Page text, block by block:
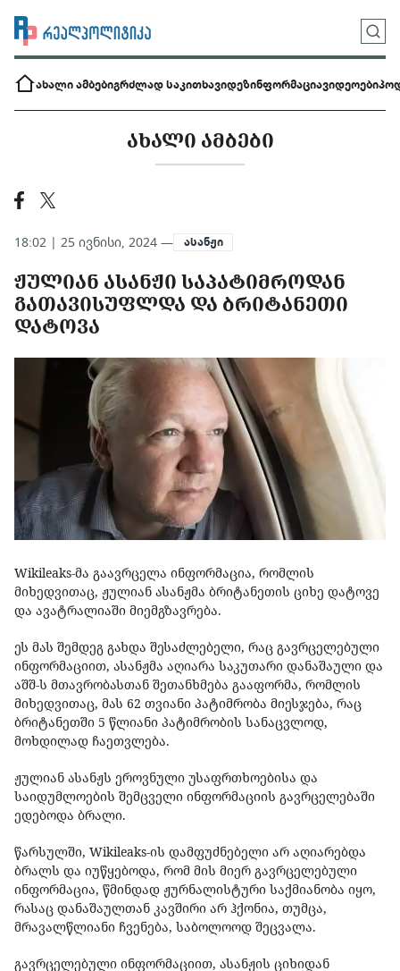
ახალი ამბებიგრძლად საკითხავიდეზინფორმაციავიდეოები
ᲐᲮᲐᲚᲘ ᲐᲛᲑᲔᲑᲘ
18:02 | 25 ივნისი, 2024 — ასანჟი
ᲟᲣᲚᲘᲐᲜ ᲐᲡᲐᲜᲟᲘ ᲡᲐᲞᲐᲢᲘᲛᲠᲝᲓᲐᲜ
ᲒᲐᲗᲐᲕᲘᲡᲣᲤᲚᲓᲐ ᲓᲐ ᲑᲠᲘᲢᲐᲜᲔᲗᲘ
ᲓᲐᲢᲝᲕᲐ
Wikileaks-მა გაავრცელა ინფორმაცია, რომლის
მიხედვითაც, ჟულიან ასანჟმა ბრიტანეთის ციხე დატოვე
და ავატრალიაში მიემგზავრება.
ეს მას შემდეგ გახდა შესაძლებელი, რაც გავრცელებული
ინფორმაციით, ასანჟმა აღიარა საკუთარი დანაშაული და
აშშ-ს მთავრობასთან შეთანხმება გააფორმა, რომლის
მიხედვითაც, მას 62 თვიანი პატიმრობა მიესჯება, რაც
ბრიტანეთში 5 წლიანი პატიმრობის სანაცვლოდ,
მოხდილად ჩაეთვლება.
ჟულიან ასანჟს ეროვნული უსაფრთხოებისა და
საიდუმლოების შემცველი ინფორმაციის გავრცელებაში
ედებოდა ბრალი.
წარსულში, Wikileaks-ის დამფუძნებელი არ აღიარებდა
ბრალს და იუწყებოდა, რომ მის მიერ გავრცელებული
ინფორმაცია, წმინდად ჟურნალისტური საქმიანობა იყო,
რასაც დანაშაულთან კავშირი არ ჰქონია, თუმცა,
მრავალწლიანი ჩვენება, საბოლოოდ შეცვალა.
გავრცელებული ინფორმაციით, ასანჟის ციხიდან